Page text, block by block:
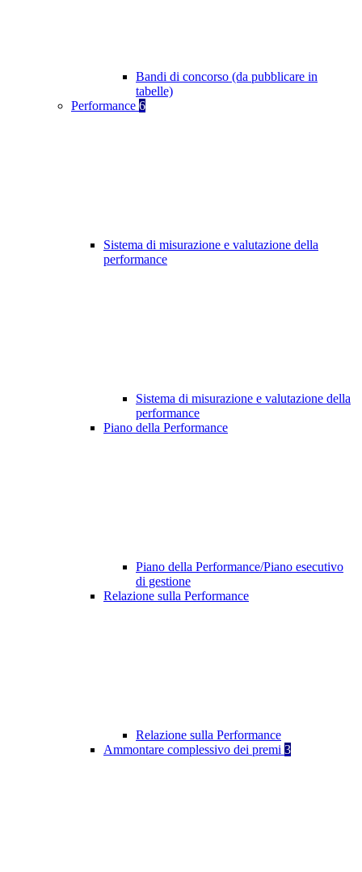
Bandi di concorso (da pubblicare in
tabelle)
Performance 6
Sistema di misurazione e valutazione della
performance
Sistema di misurazione e valutazione della
performance
Piano della Performance
Piano della Performance/Piano esecutivo
di gestione
Relazione sulla Performance
Relazione sulla Performance
Ammontare complessivo dei premi 3